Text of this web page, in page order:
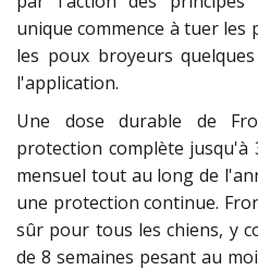
unique commence à tuer les
les poux broyeurs
l'application.
Une dose durable de
protection complète
mensuel tout au long de
une protection continue.
sûr pour tous les chiens, y
de 8 semaines pesant au